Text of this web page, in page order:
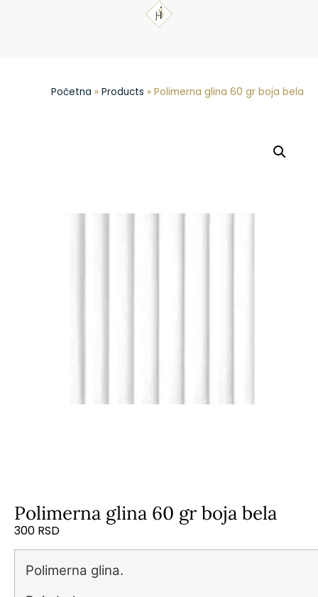
Početna » Products » Polimerna glina 60 gr boja bela
Polimerna glina 60 gr boja bela
300 RSD
Polimerna glina.